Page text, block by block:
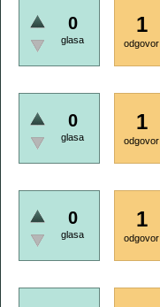
0
glasa
1
odgovor
0
glasa
1
odgovor
0
glasa
1
odgovor